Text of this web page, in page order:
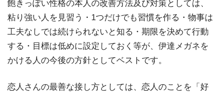
飽きっぽい性格の本人の改善方法及び対策としては、
粘り強い人を見習う・1つだけでも習慣を作る・物事は
工夫なしでは続けられないと知る・期限を決めて行動
する・目標は低めに設定しておく等が、伊達メガネを
かける人の今後の方針としてベストです。
恋人さんの最善な接し方としては、恋人のことを「好